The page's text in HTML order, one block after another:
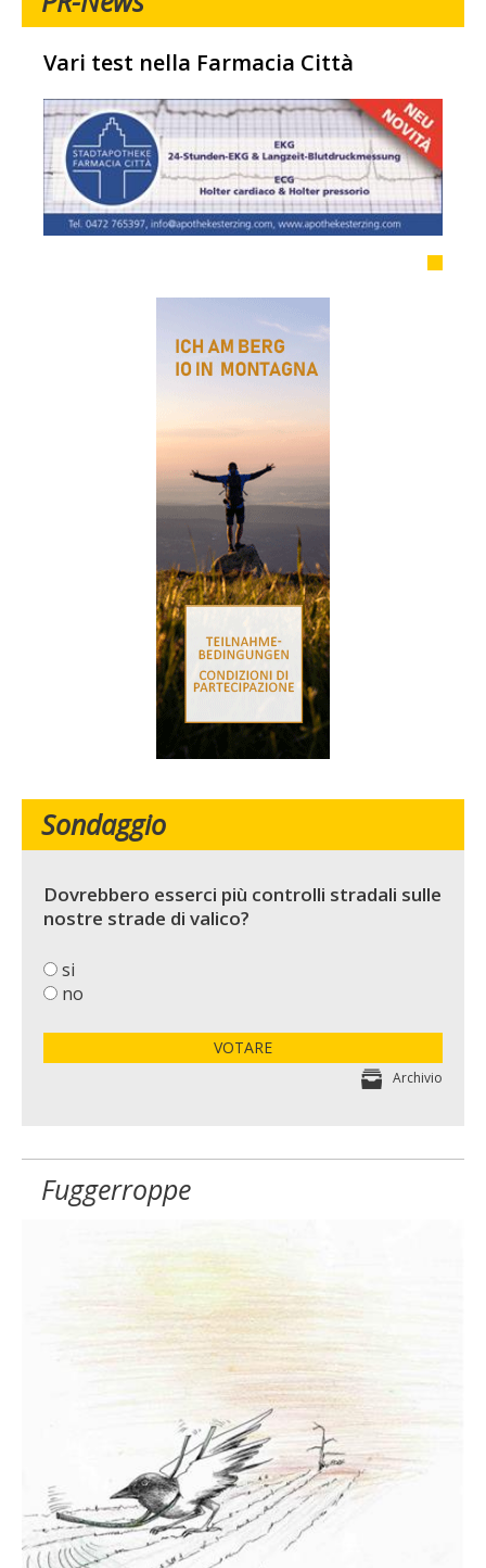
Vari test nella Farmacia Città
Sondaggio
Dovrebbero esserci più controlli stradali sulle
nostre strade di valico?
si
no
VOTARE
Archivio
Fuggerroppe